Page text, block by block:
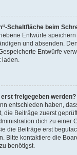
Schaltfläche beim
Entwürfe
und absenden.
Entwürfe
laden.
freigegeben werden?
entschieden haben,
die Beiträge zuerst
dich zu einer
die Beiträge erst
Bitte kontaktiere die
benötigst.